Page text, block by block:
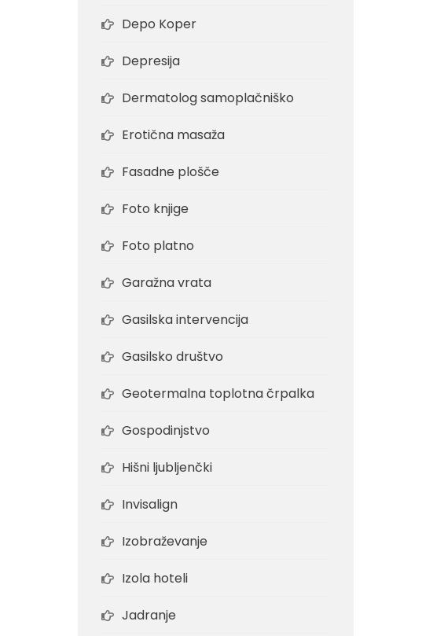
Depo Koper
Depresija
Dermatolog samoplačniško
Erotična masaža
Fasadne plošče
Foto knjige
Foto platno
Garažna vrata
Gasilska intervencija
Gasilsko društvo
Geotermalna toplotna črpalka
Gospodinjstvo
Hišni ljubljenčki
Invisalign
Izobraževanje
Izola hoteli
Jadranje